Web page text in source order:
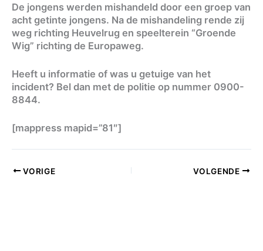
De jongens werden mishandeld door een groep van
acht getinte jongens. Na de mishandeling rende zij
weg richting Heuvelrug en speelterein “Groende
Wig” richting de Europaweg.
Heeft u informatie of was u getuige van het
incident? Bel dan met de politie op nummer 0900-
8844.
[mappress mapid=”81″]
VORIGE VOLGENDE